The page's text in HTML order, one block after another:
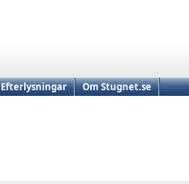
Efterlysningar Om Stugnet.se